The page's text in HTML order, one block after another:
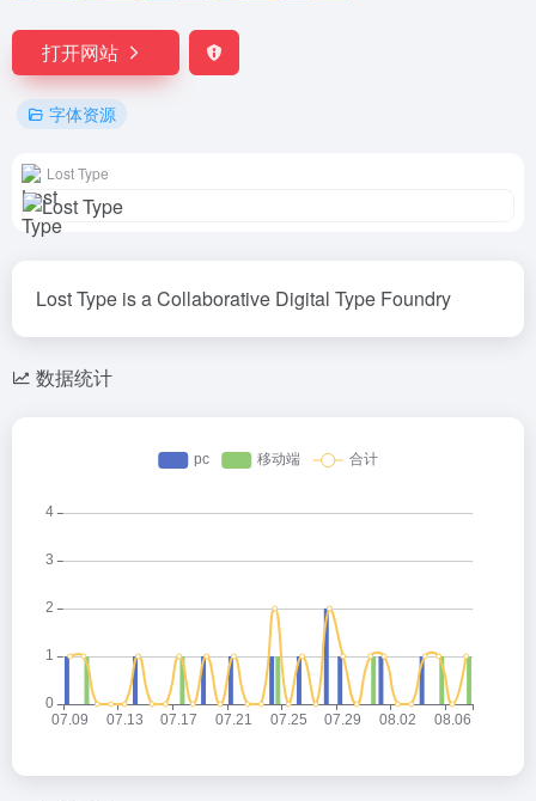
打开网站
字体资源
Lost Type
Lost Type is a Collaborative Digital Type Foundry
数据统计